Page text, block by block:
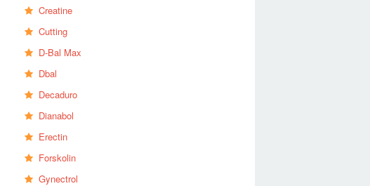
Creatine
Cutting
D-Bal Max
Dbal
Decaduro
Dianabol
Erectin
Forskolin
Gynectrol